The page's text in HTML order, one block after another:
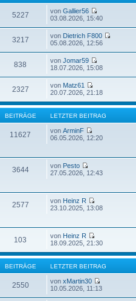
5227 vonGallier56
03.08.2026, 15:40
3217 von Dietrich F800
05.08.2026, 12:56
838 vonJomar59
18.07.2026, 15:08
2327 von Matz61
20.07.2026, 21:18
BEITRÄGE LETZTER BEITRAG
11627 vonArminF
06.05.2026, 12:20
3644 von Pesto
27.05.2026, 12:43
2577 von Heinz R
23.10.2025, 13:08
103 von Heinz R
18.09.2025, 21:30
BEITRÄGE LETZTER BEITRAG
2550 vonxMartin30
10.05.2026, 11:13